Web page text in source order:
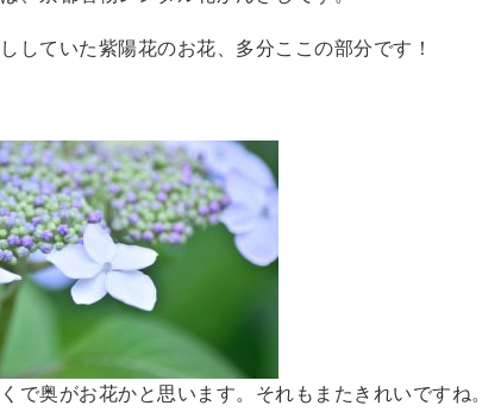
していた紫陽花のお花、多分ここの部分です！
で奥がお花かと思います。それもまたきれいですね。